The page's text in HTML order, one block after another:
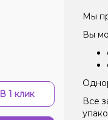
В 1 клик
Мы
Вы
Все